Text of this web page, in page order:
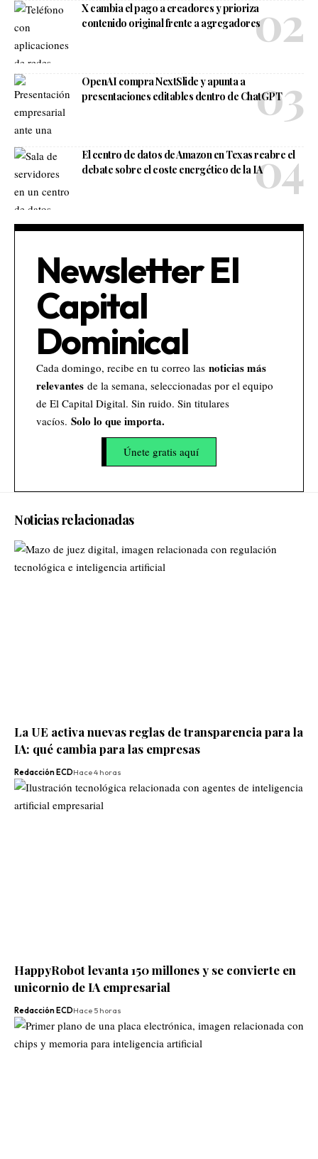
X cambia el pago a creadores y prioriza
contenido original frente a agregadores
OpenAI compra NextSlide y apunta a
presentaciones editables dentro de ChatGPT
El centro de datos de Amazon en Texas reabre el
debate sobre el coste energético de la IA
Newsletter El
Capital
Dominical
Cada domingo, recibe en tu correo las noticias más
relevantes de la semana, seleccionadas por el equipo
de El Capital Digital. Sin ruido. Sin titulares
vacíos. Solo lo que importa.
Únete gratis aquí
Noticias relacionadas
La UE activa nuevas reglas de transparencia para la
IA: qué cambia para las empresas
Redacción ECDHace 4 horas
HappyRobot levanta 150 millones y se convierte en
unicornio de IA empresarial
Redacción ECDHace 5 horas